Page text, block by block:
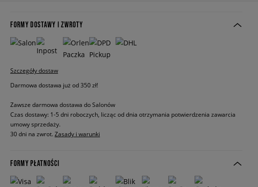
FORMY DOSTAWY I ZWROTY
Szczegóły dostaw
Darmowa dostawa już od 350 zł!
Zawsze darmowa dostawa do Salonów
Czas dostawy: 1-5 dni roboczych, licząc od dnia otrzymania potwierdzenia zawarcia
umowy sprzedaży.
30 dni na zwrot. Zasady i warunki
FORMY PŁATNOŚCI